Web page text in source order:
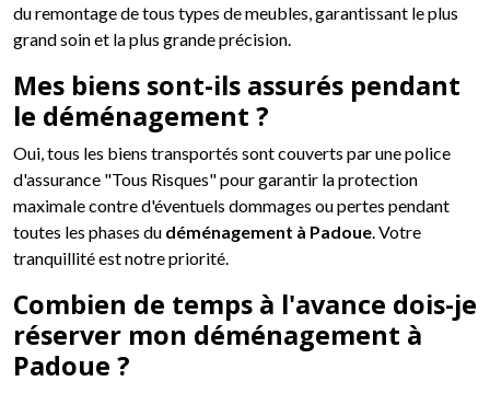
du remontage de tous types de meubles, garantissant le plus
grand soin et la plus grande précision.
Mes biens sont-ils assurés pendant
le déménagement ?
Oui, tous les biens transportés sont couverts par une police
d'assurance "Tous Risques" pour garantir la protection
maximale contre d'éventuels dommages ou pertes pendant
toutes les phases du déménagement à Padoue. Votre
tranquillité est notre priorité.
Combien de temps à l'avance dois-je
réserver mon déménagement à
Padoue ?